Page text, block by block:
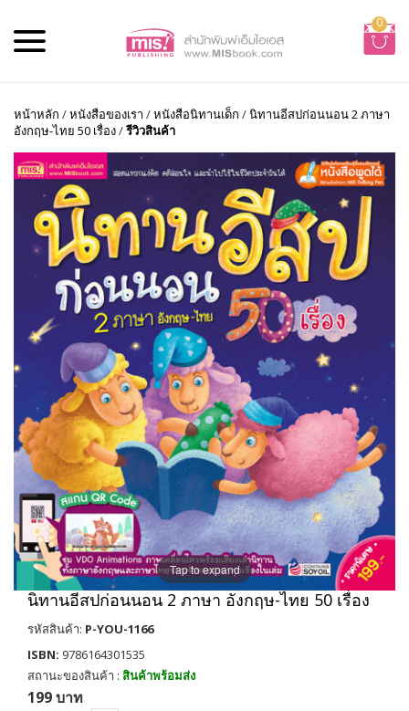
0
หน้าหลัก /หนังสือของเรา /หนังสือนิทานเด็ก /นิทานอีสปก่อนนอน 2 ภาษา
อังกฤษ-ไทย 50 เรื่อง/รีวิวสินค้า
Tap to expand
นิทานอีสปก่อนนอน 2 ภาษา อังกฤษ-ไทย 50 เรื่อง
รหัสสินค้า: P-YOU-1166
ISBN: 9786164301535
สถานะของสินค้า : สินค้าพร้อมส่ง
199 บาท